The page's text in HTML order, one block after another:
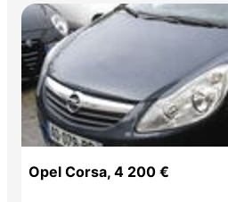
Opel Corsa, 4 200 €